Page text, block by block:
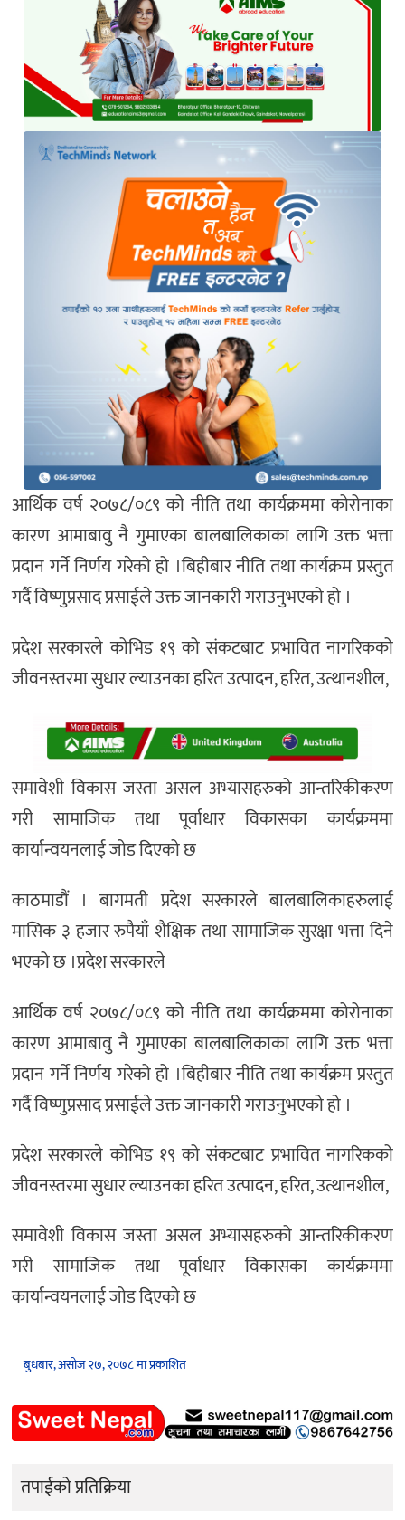
आर्थिक वर्ष २०७८/०८९ को नीति तथा कार्यक्रममा कोरोनाका
कारण आमाबावु नै गुमाएका बालबालिकाका लागि उक्त भत्ता
प्रदान गर्ने निर्णय गरेको हो ।बिहीबार नीति तथा कार्यक्रम प्रस्तुत
गर्दै विष्णुप्रसाद प्रसाईले उक्त जानकारी गराउनुभएको हो ।
प्रदेश सरकारले कोभिड १९ को संकटबाट प्रभावित नागरिकको
जीवनस्तरमा सुधार ल्याउनका हरित उत्पादन, हरित, उत्थानशील,
समावेशी विकास जस्ता असल अभ्यासहरुको आन्तरिकीकरण
गरी सामाजिक तथा पूर्वाधार विकासका कार्यक्रममा
कार्यान्वयनलाई जोड दिएको छ
काठमाडौं । बागमती प्रदेश सरकारले बालबालिकाहरुलाई
मासिक ३ हजार रुपैयाँ शैक्षिक तथा सामाजिक सुरक्षा भत्ता दिने
भएको छ ।प्रदेश सरकारले
आर्थिक वर्ष २०७८/०८९ को नीति तथा कार्यक्रममा कोरोनाका
कारण आमाबावु नै गुमाएका बालबालिकाका लागि उक्त भत्ता
प्रदान गर्ने निर्णय गरेको हो ।बिहीबार नीति तथा कार्यक्रम प्रस्तुत
गर्दै विष्णुप्रसाद प्रसाईले उक्त जानकारी गराउनुभएको हो ।
प्रदेश सरकारले कोभिड १९ को संकटबाट प्रभावित नागरिकको
जीवनस्तरमा सुधार ल्याउनका हरित उत्पादन, हरित, उत्थानशील,
समावेशी विकास जस्ता असल अभ्यासहरुको आन्तरिकीकरण
गरी सामाजिक तथा पूर्वाधार विकासका कार्यक्रममा
कार्यान्वयनलाई जोड दिएको छ
बुधबार, असोज २७, २०७८ मा प्रकाशित
तपाईको प्रतिक्रिया